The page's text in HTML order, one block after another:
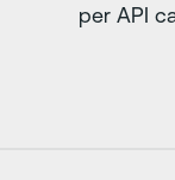
per API